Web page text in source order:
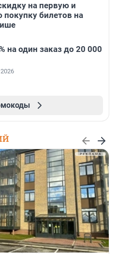
на первую и
покупку билетов на
на один заказ до 20 000